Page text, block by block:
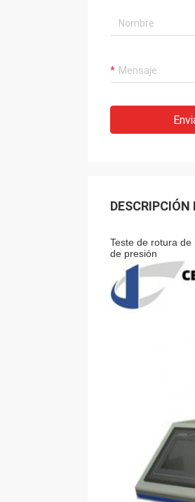
DESCRIPCIÓN
Teste de rotura
de presión